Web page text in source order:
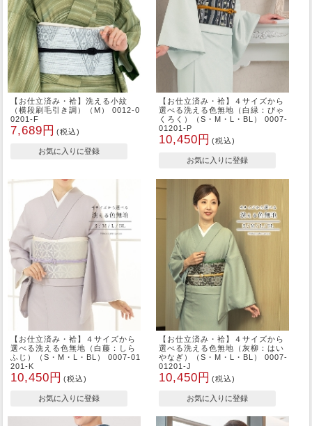
【お仕立済み・袷】洗える小紋
（横段刷毛引き調）（M） 0012-0
0201-F
7,689円 (税込)
【お仕立済み・袷】４サイズから
選べる洗える色無地（白緑：びゃ
くろく）（S・M・L・BL） 0007-
01201-P
10,450円 (税込)
【お仕立済み・袷】４サイズから
選べる洗える色無地（白藤：しら
ふじ）（S・M・L・BL） 0007-01
201-K
10,450円 (税込)
【お仕立済み・袷】４サイズから
選べる洗える色無地（灰柳：はい
やなぎ）（S・M・L・BL） 0007-
01201-J
10,450円 (税込)